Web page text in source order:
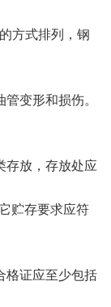
方式排列，钢
变形和损伤。
存放，存放处应
贮存要求应符
格证应至少包括